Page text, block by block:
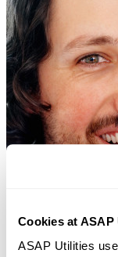
Cookies at
ASAP Utilities